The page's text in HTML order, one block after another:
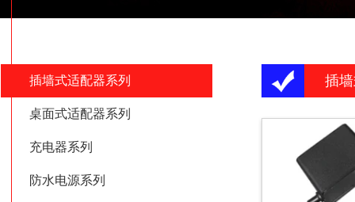
插墙式适配器系列
桌面式适配器系列
充电器系列
防水电源系列
插